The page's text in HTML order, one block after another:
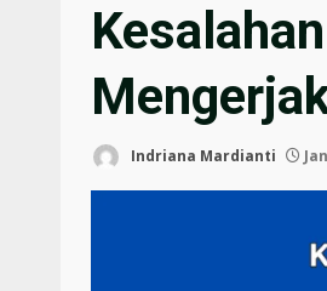
Indriana Mardianti